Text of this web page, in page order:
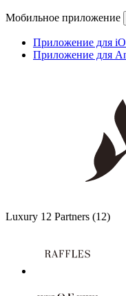
Мобильное приложение
Приложение для
Приложение для
Luxury 12 Partners (12)